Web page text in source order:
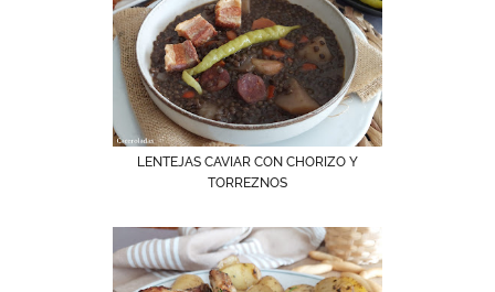
LENTEJAS CAVIAR CON CHORIZO Y
TORREZNOS